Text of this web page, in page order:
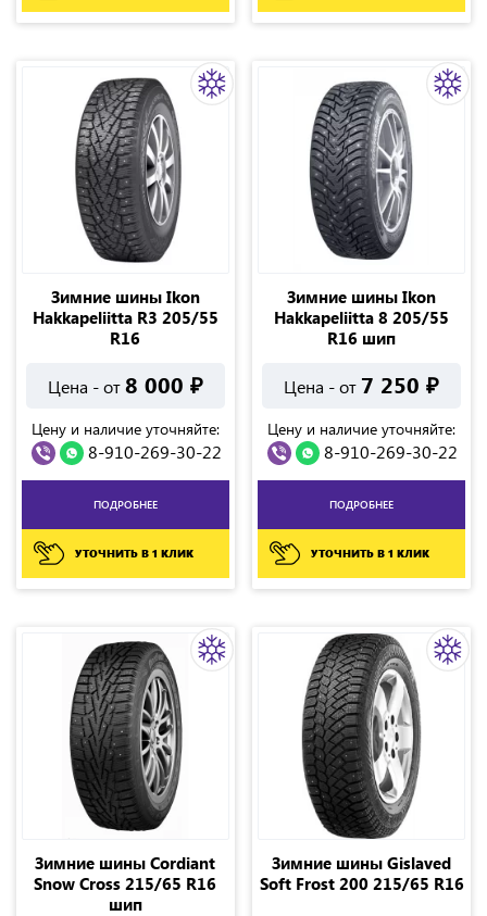
Зимние шины Ikon
Hakkapeliitta R3 205/55
R16
Цена - от8 000 ₽
Цену и наличие уточняйте:
8-910-269-30-22
ПОДРОБНЕЕ
УТОЧНИТЬ В 1 КЛИК
Зимние шины Ikon
Hakkapeliitta 8 205/55
R16 шип
Цена - от 7 250 ₽
Цену и наличие уточняйте:
8-910-269-30-22
ПОДРОБНЕЕ
УТОЧНИТЬ В 1 КЛИК
Зимние шины Cordiant
Snow Cross 215/65 R16
шип
Зимние шины Gislaved
Soft Frost 200 215/65 R16